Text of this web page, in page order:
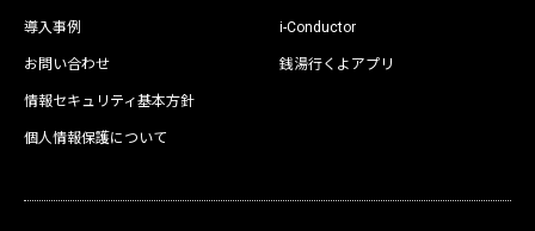
導入事例
お問い合わせ
情報セキュリティ基本方針
個人情報保護について
i-Conductor
銭湯行くよアプリ